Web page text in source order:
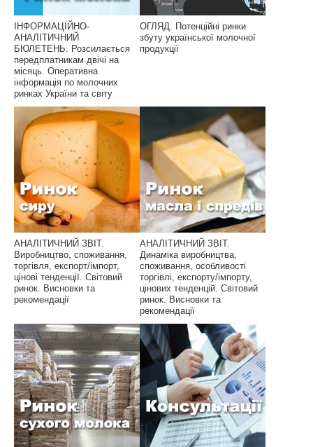
ІНФОРМАЦІЙНО-
АНАЛІТИЧНИЙ
БЮЛЕТЕНЬ. Розсилається
передплатникам двічі на
місяць. Оперативна
інформація по молочних
ринках України та світу
ОГЛЯД. Потенційні ринки
збуту української молочної
продукції
АНАЛІТИЧНИЙ ЗВІТ.
Виробництво, споживання,
торгівля, експорт/імпорт,
цінові тенденції. Світовий
ринок. Висновки та
рекомендації
АНАЛІТИЧНИЙ ЗВІТ.
Динаміка виробництва,
споживання, особливості
торгівлі, експорту/імпорту,
цінових тенденцій. Світовий
ринок. Висновки та
рекомендації